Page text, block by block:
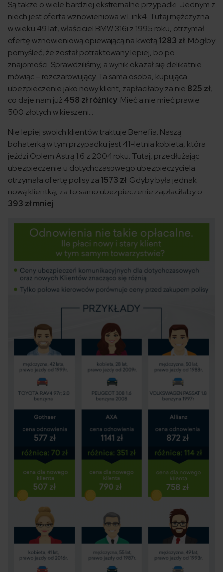
Są także o wiele bardziej ekstremalne przypadki. Jednym z
niech jest oferta wznowieniowa w Link4. Tutaj mężczyzna
w wieku 49 lat, właściciel BMW 316i z 1995 roku, otrzymał
ofertę wznowieniową opiewającą na kwotą 1283 zł. Mógłby
pomyśleć, że został potraktowany lepiej, bo po
znajomości. Sprawdziliśmy, a wynik okazał się delikatnie
mówiąc – rozczarowujący. Ta sama osoba, kupująca
ubezpieczenie jako nowy klient, zapłaciłaby za nie 825 zł,
co daje nam już458 zł różnicy. Mieć a nie mieć prawie
500 złotych w kieszeni…
Nie lepiej swoich klientów traktuje Benefia. Naszą
bohaterką w tym przypadku jest 41-letnia kobieta, która
jeździ Oplem Astrą 1.6 z 2004 roku. Tutaj, przedłużając
ubezpieczenie u dotychczasowego ubezpieczyciela
otrzymała ofertę polisy za 1573 zł. Gdyby była jednak
nową klientką, za to samo ubezpieczenie zapłaciłaby o
393 zł mniej.